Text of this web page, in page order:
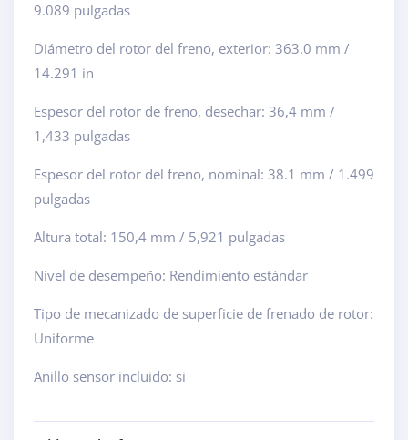
9.089 pulgadas
Diámetro del rotor del freno, exterior: 363.0 mm /
14.291 in
Espesor del rotor de freno, desechar: 36,4 mm /
1,433 pulgadas
Espesor del rotor del freno, nominal: 38.1 mm / 1.499
pulgadas
Altura total: 150,4 mm / 5,921 pulgadas
Nivel de desempeño: Rendimiento estándar
Tipo de mecanizado de superficie de frenado de rotor:
Uniforme
Anillo sensor incluido: si